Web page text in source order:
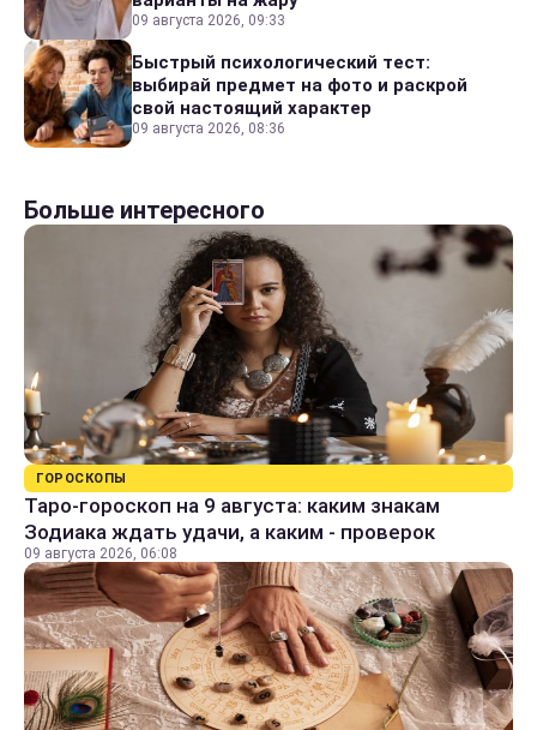
09 августа 2026, 09:33
Быстрый психологический тест:
выбирай предмет на фото и раскрой
свой настоящий характер
09 августа 2026, 08:36
Больше интересного
ГОРОСКОПЫ
Таро-гороскоп на 9 августа: каким знакам
Зодиака ждать удачи, а каким - проверок
09 августа 2026, 06:08